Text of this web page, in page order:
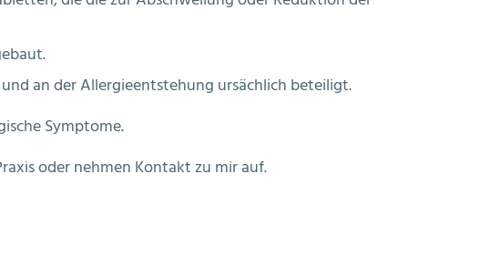
an der Allergieentstehung ursächlich beteiligt.
Symptome.
oder nehmen Kontakt zu mir auf.